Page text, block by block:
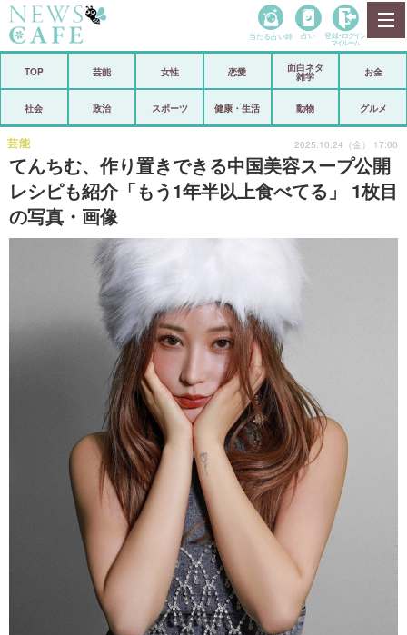
政治
芸能 スポーツ
恋愛
コメントポスト
リリース
登録・ログイン/マイルーム
当たる占い師 占い 登録• ログイン
マイルーム
TOP 芸能 女性 恋愛
面白ネタ
雑学
お金
社会 政治 スポーツ 健康・生活 動物 グルメ
てんちむ、作り置きできる中国美容スープ公開
レシピも紹介「もう1年半以上食べてる」 1枚目
の写真・画像
芸能 2025.10.24（金） 17:00